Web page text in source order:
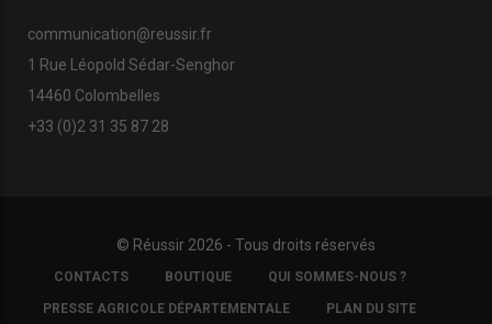
communication@reussir.fr
1 Rue Léopold Sédar-Senghor
14460 Colombelles
+33 (0)2 31 35 87 28
© Réussir 2026 - Tous droits réservés
FOOTER
COPYRIGHT
CONTACTS BOUTIQUE QUI SOMMES-NOUS ?
PRESSE AGRICOLE DÉPARTEMENTALE PLAN DU SITE